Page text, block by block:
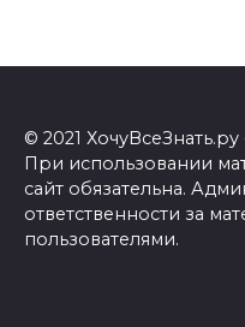
© 2021
При использовании
сайт обязательна.
ответственности за
пользователями.